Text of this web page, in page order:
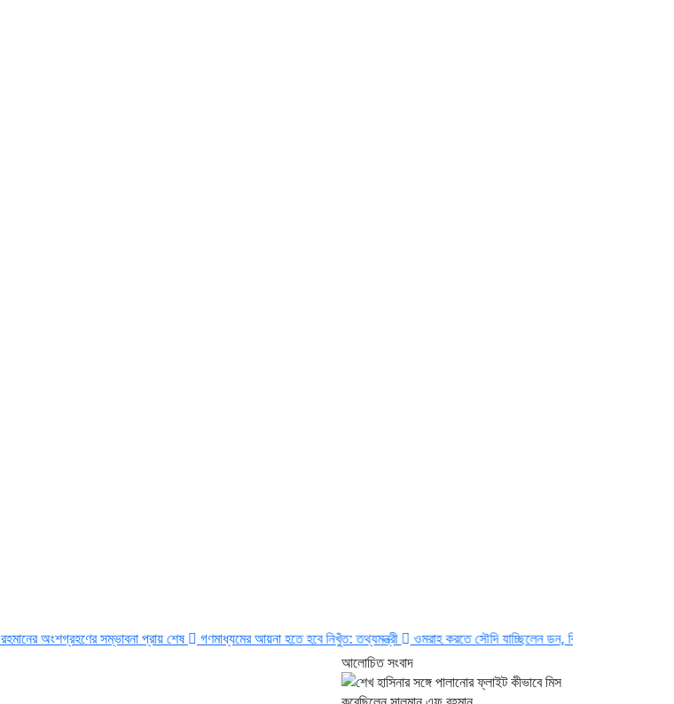
সম্ভাবনা প্রায় শেষ গণমাধ্যমের আয়না হতে হবে নিখুঁত: তথ্যমন্ত্রী ওমরাহ করতে সৌদি যাচ্ছিলেন ডন, বিমানবন্দরে গ্রেপ্তার
আলোচিত সংবাদ